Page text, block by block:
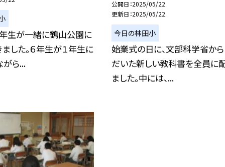
生が一緒に鶴山公園に
した。６年生が１年生に
ら...
公開日 2025/05/22
更新日 2025/05/22
今日の林田小
始業式の日に、文部科学省か
だいた新しい教科書を全員に
ました。中には、...